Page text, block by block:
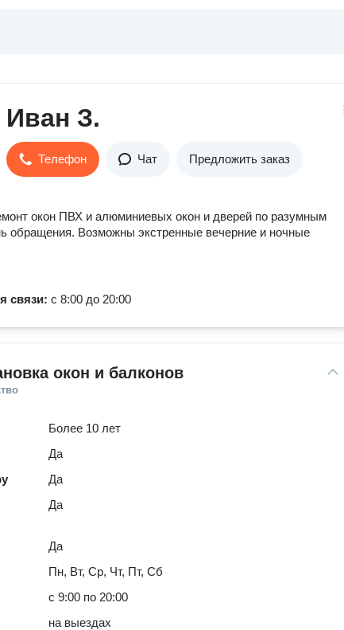
Иван З.
Телефон Чат Предложить заказ
окон ПВХ и алюминиевых окон и дверей по разумным
обращения. Возможны экстренные вечерние и ночные
связи: с 8:00 до 20:00
окон и балконов
Более 10 лет
Да
Да
Да
Да
Пн, Вт, Ср, Чт, Пт, Сб
с 9:00 по 20:00
на выездах